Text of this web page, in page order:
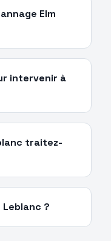
Elm
intervenir à
traitez-
?